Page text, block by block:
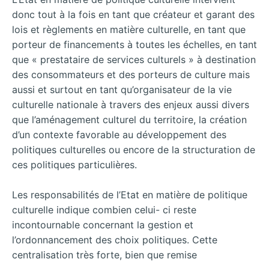
donc tout à la fois en tant que créateur et garant des
lois et règlements en matière culturelle, en tant que
porteur de financements à toutes les échelles, en tant
que « prestataire de services culturels » à destination
des consommateurs et des porteurs de culture mais
aussi et surtout en tant qu’organisateur de la vie
culturelle nationale à travers des enjeux aussi divers
que l’aménagement culturel du territoire, la création
d’un contexte favorable au développement des
politiques culturelles ou encore de la structuration de
ces politiques particulières.
Les responsabilités de l’Etat en matière de politique
culturelle indique combien celui- ci reste
incontournable concernant la gestion et
l’ordonnancement des choix politiques. Cette
centralisation très forte, bien que remise